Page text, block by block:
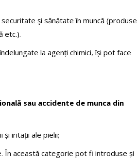
şi sănătate în muncă (produse
etc.).
la agenți chimici, își pot face
sau accidente de munca din
iritații ale pielii;
În această categorie pot fi introduse și